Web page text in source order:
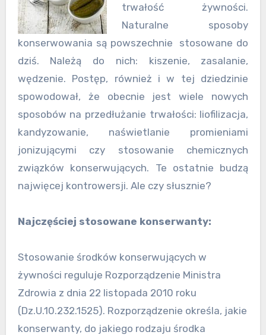
trwałość żywności.
Naturalne sposoby
konserwowania są powszechnie stosowane do
dziś. Należą do nich: kiszenie, zasalanie,
wędzenie. Postęp, również i w tej dziedzinie
spowodował, że obecnie jest wiele nowych
sposobów na przedłużanie trwałości: liofilizacja,
kandyzowanie, naświetlanie promieniami
jonizującymi czy stosowanie chemicznych
związków konserwujących. Te ostatnie budzą
najwięcej kontrowersji. Ale czy słusznie?
Najczęściej stosowane konserwanty:
Stosowanie środków konserwujących w
żywności reguluje Rozporządzenie Ministra
Zdrowia z dnia 22 listopada 2010 roku
(Dz.U.10.232.1525). Rozporządzenie określa, jakie
konserwanty, do jakiego rodzaju środka